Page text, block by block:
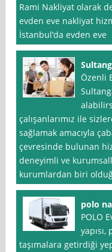
Rami Nakliyat olarak
evden eve nakliyat
İstanbul’da evden eve
Özenli
çalışanlarımız ile
sağlamak amacıyla
çevresinde bulunan
deneyimli ve
kurumlardan biri
polo
POLO
taşımalara getirdiği